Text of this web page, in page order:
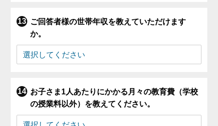
ご回答者様の世帯年収を教えていただけます
か。
お子さま1人あたりにかかる月々の教育費（学校
の授業料以外）を教えてください。